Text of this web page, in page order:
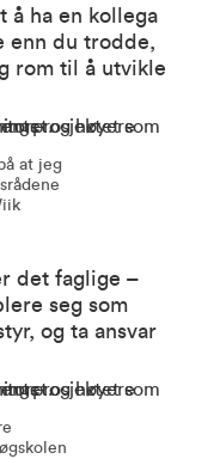
å ha en kollega
enn du trodde,
rom til å utvikle
at jeg
det faglige –
seg som
og ta ansvar